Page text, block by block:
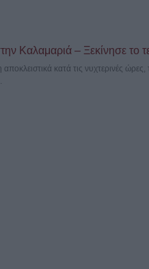
Καλαμαριά – Ξεκίνησε το
κατά τις νυχτερινές